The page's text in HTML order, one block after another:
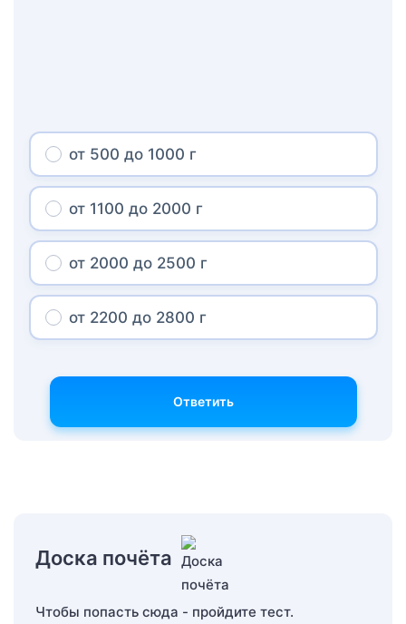
от 500 до 1000 г
от 1100 до 2000 г
от 2000 до 2500 г
от 2200 до 2800 г
Ответить
Доска почёта
Чтобы попасть сюда - пройдите тест.